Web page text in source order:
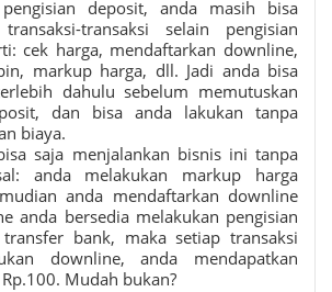
deposit, anda masih bisa
transaksi selain pengisian
cek harga, mendaftarkan downline,
markup harga, dll. Jadi anda bisa
dahulu sebelum memutuskan
dan bisa anda lakukan tanpa
biaya.
saja menjalankan bisnis ini tanpa
anda melakukan markup harga
anda mendaftarkan downline
anda bersedia melakukan pengisian
bank, maka setiap transaksi
downline, anda mendapatkan
Mudah bukan?